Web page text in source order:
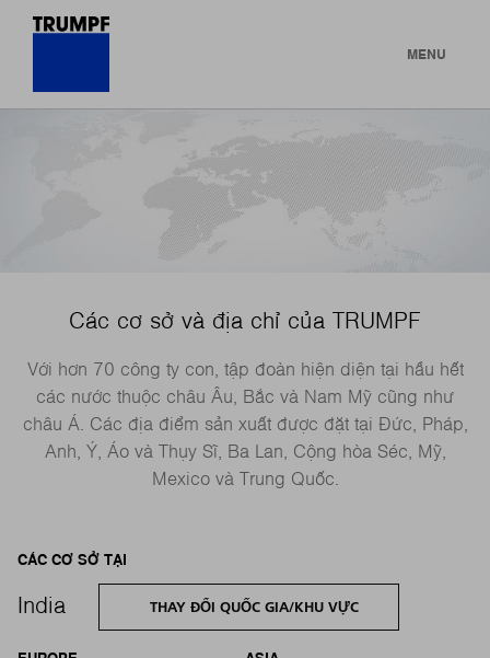
MENU
Các cơ sở và địa chỉ của TRUMPF
Với hơn 70 công ty con, tập đoàn hiện diện tại hầu hết
các nước thuộc châu Âu, Bắc và Nam Mỹ cũng như
châu Á. Các địa điểm sản xuất được đặt tại Đức, Pháp,
Anh, Ý, Áo và Thụy Sĩ, Ba Lan, Cộng hòa Séc, Mỹ,
Mexico và Trung Quốc.
CÁC CƠ SỞ TẠI
India THAY ĐỔI QUỐC GIA/KHU VỰC